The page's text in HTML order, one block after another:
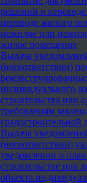
решений о переводе
переводе жилого
нежилое или
жилое помещение
Выдача
(несоответствии)
индивидуального
строительства или
требованиям
градостроительной
Выдача
(несоответствии)
уведомлении о
строительстве или
объекта